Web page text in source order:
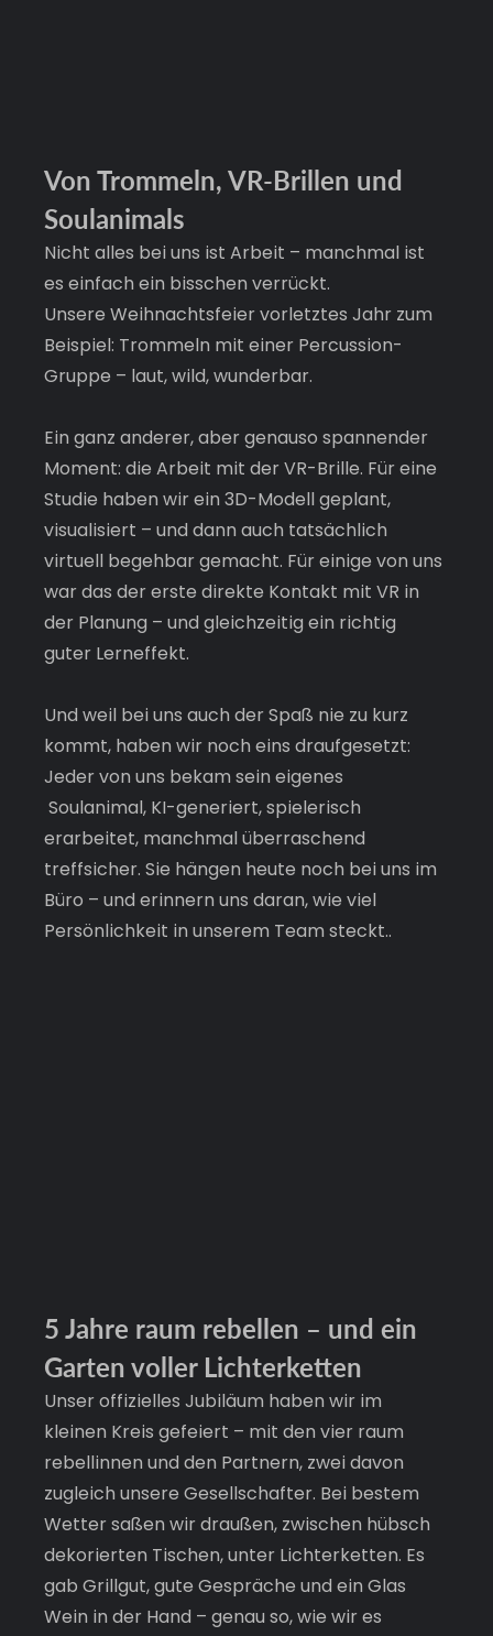
Von Trommeln, VR-Brillen und
Soulanimals
Nicht alles bei uns ist Arbeit – manchmal ist
es einfach ein bisschen verrückt.
Unsere Weihnachtsfeier vorletztes Jahr zum
Beispiel: Trommeln mit einer Percussion-
Gruppe – laut, wild, wunderbar.
Ein ganz anderer, aber genauso spannender
Moment: die Arbeit mit der VR-Brille. Für eine
Studie haben wir ein 3D-Modell geplant,
visualisiert – und dann auch tatsächlich
virtuell begehbar gemacht. Für einige von uns
war das der erste direkte Kontakt mit VR in
der Planung – und gleichzeitig ein richtig
guter Lerneffekt.
Und weil bei uns auch der Spaß nie zu kurz
kommt, haben wir noch eins draufgesetzt:
Jeder von uns bekam sein eigenes
Soulanimal, KI-generiert, spielerisch
erarbeitet, manchmal überraschend
treffsicher. Sie hängen heute noch bei uns im
Büro – und erinnern uns daran, wie viel
Persönlichkeit in unserem Team steckt..
5 Jahre raum rebellen – und ein
Garten voller Lichterketten
Unser offizielles Jubiläum haben wir im
kleinen Kreis gefeiert – mit den vier raum
rebellinnen und den Partnern, zwei davon
zugleich unsere Gesellschafter. Bei bestem
Wetter saßen wir draußen, zwischen hübsch
dekorierten Tischen, unter Lichterketten. Es
gab Grillgut, gute Gespräche und ein Glas
Wein in der Hand – genau so, wie wir es